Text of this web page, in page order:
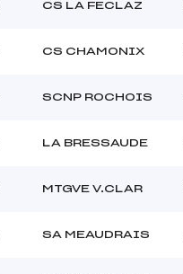
CS LA FECLAZ
CS CHAMONIX
SCNP ROCHOIS
LA BRESSAUDE
MTGVE V.CLAR
SA MEAUDRAIS